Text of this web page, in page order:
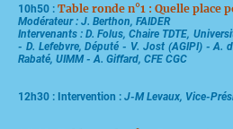
10h50 : Table ronde n°1 : Quelle place
Modérateur : J. Berthon, FAIDER
Intervenants : D. Folus, Chaire TDTE,
- D. Lefebvre, Député - V. Jost (AGIPI) - A.
Rabaté, UIMM - A. Giffard, CFE CGC
12h30 : Intervention : J-M Levaux, Vice-